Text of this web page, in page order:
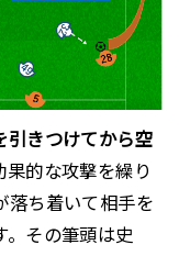
引きつけてから空
果的な攻撃を繰り
落ち着いて相手を
。その筆頭は史